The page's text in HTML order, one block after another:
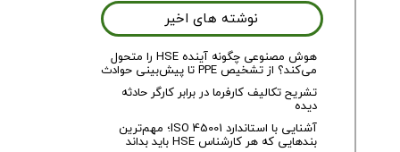
هوش مصنوعی چگونه آینده HSE را متحول
می‌کند؟ از تشخیص PPE تا پیش‌بینی حوادث
تشریح تکالیف کارفرما در برابر کارگر حادثه
دیده
آشنایی با استاندارد ISO 45001؛ مهم‌ترین
بندهایی که هر کارشناس HSE باید بداند
نوشته های اخیر